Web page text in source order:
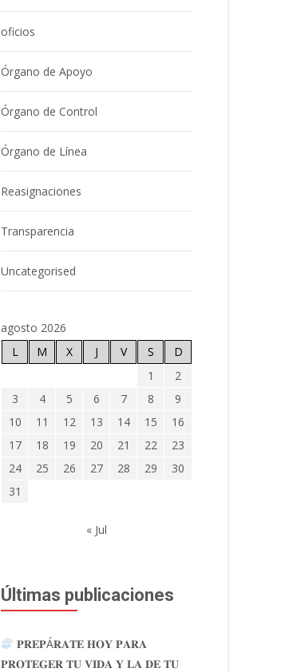
oficios
Órgano de Apoyo
Órgano de Control
Órgano de Línea
Reasignaciones
Transparencia
Uncategorised
agosto 2026
L
M X J V S
D
1
2
3
4 5 6 7 8
9
10
11 12 13 14 15
16
17
18 19 20 21 22
23
24
25 26 27 28 29
30
31
« Jul
Últimas publicaciones
𝐏𝐑𝐄𝐏Á𝐑𝐀𝐓𝐄 𝐇𝐎𝐘 𝐏𝐀𝐑𝐀
𝐏𝐑𝐎𝐓𝐄𝐆𝐄𝐑 𝐓𝐔 𝐕𝐈𝐃𝐀 𝐘 𝐋𝐀 𝐃𝐄 𝐓𝐔